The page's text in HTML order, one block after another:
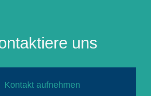
uns
Kontakt aufnehmen